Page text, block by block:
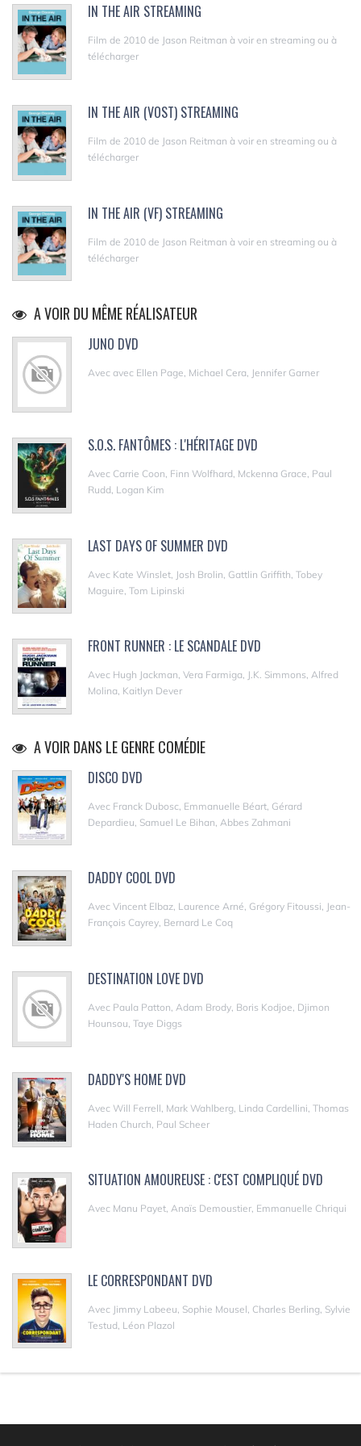
IN THE AIR STREAMING
Film de 2010 de Jason Reitman à voir en streaming ou à
télécharger
IN THE AIR (VOST) STREAMING
Film de 2010 de Jason Reitman à voir en streaming ou à
télécharger
IN THE AIR (VF) STREAMING
Film de 2010 de Jason Reitman à voir en streaming ou à
télécharger
A VOIR DU MÊME RÉALISATEUR
JUNO DVD
Avec avec Ellen Page, Michael Cera, Jennifer Garner
S.O.S. FANTÔMES : L'HÉRITAGE DVD
Avec Carrie Coon, Finn Wolfhard, Mckenna Grace, Paul
Rudd, Logan Kim
LAST DAYS OF SUMMER DVD
Avec Kate Winslet, Josh Brolin, Gattlin Griffith, Tobey
Maguire, Tom Lipinski
FRONT RUNNER : LE SCANDALE DVD
Avec Hugh Jackman, Vera Farmiga, J.K. Simmons, Alfred
Molina, Kaitlyn Dever
A VOIR DANS LE GENRE COMÉDIE
DISCO DVD
Avec Franck Dubosc, Emmanuelle Béart, Gérard
Depardieu, Samuel Le Bihan, Abbes Zahmani
DADDY COOL DVD
Avec Vincent Elbaz, Laurence Arné, Grégory Fitoussi, Jean-
François Cayrey, Bernard Le Coq
DESTINATION LOVE DVD
Avec Paula Patton, Adam Brody, Boris Kodjoe, Djimon
Hounsou, Taye Diggs
DADDY'S HOME DVD
Avec Will Ferrell, Mark Wahlberg, Linda Cardellini, Thomas
Haden Church, Paul Scheer
SITUATION AMOUREUSE : C'EST COMPLIQUÉ DVD
Avec Manu Payet, Anaïs Demoustier, Emmanuelle Chriqui
LE CORRESPONDANT DVD
Avec Jimmy Labeeu, Sophie Mousel, Charles Berling, Sylvie
Testud, Léon Plazol